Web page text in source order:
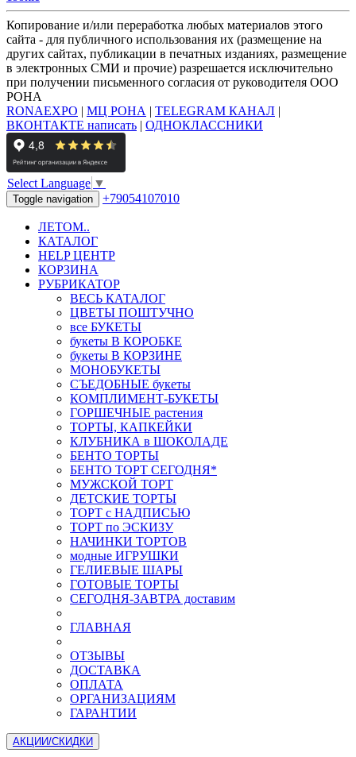
Копирование и/или переработка любых материалов этого
сайта - для публичного использования их (размещение на
других сайтах, публикации в печатных изданиях, размещение
в электронных СМИ и прочие) разрешается исключительно
при получении письменного согласия от руководителя ООО
РОНА
RONAEXPO | МЦ РОНА | TELEGRAM КАНАЛ |
ВКОНТАКТЕ написать | ОДНОКЛАССНИКИ
Select Language ▼
Toggle navigation +79054107010
ЛЕТОМ..
КАТАЛОГ
HELP ЦЕНТР
КОРЗИНА
РУБРИКАТОР
ВЕСЬ КАТАЛОГ
ЦВЕТЫ ПОШТУЧНО
все БУКЕТЫ
букеты В КОРОБКЕ
букеты В КОРЗИНЕ
МОНОБУКЕТЫ
СЪЕДОБНЫЕ букеты
КОМПЛИМЕНТ-БУКЕТЫ
ГОРШЕЧНЫЕ растения
ТОРТЫ, КАПКЕЙКИ
КЛУБНИКА в ШОКОЛАДЕ
БЕНТО ТОРТЫ
БЕНТО ТОРТ СЕГОДНЯ*
МУЖСКОЙ ТОРТ
ДЕТСКИЕ ТОРТЫ
ТОРТ с НАДПИСЬЮ
ТОРТ по ЭСКИЗУ
НАЧИНКИ ТОРТОВ
модные ИГРУШКИ
ГЕЛИЕВЫЕ ШАРЫ
ГОТОВЫЕ ТОРТЫ
СЕГОДНЯ-ЗАВТРА доставим
ГЛАВНАЯ
ОТЗЫВЫ
ДОСТАВКА
ОПЛАТА
ОРГАНИЗАЦИЯМ
ГАРАНТИИ
АКЦИИ/СКИДКИ